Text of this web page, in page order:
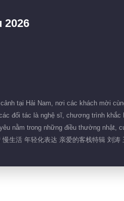
2026
tại Hải Nam, nơi các khách mời
đối tác là nghệ sĩ, chương trình
nằm trong những điều thường nhật,
慢生活 年轻化表达 亲爱的客栈特辑 刘涛